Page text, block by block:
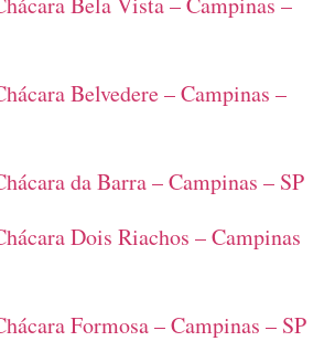
Belvedere – Campinas –
da Barra – Campinas – SP
Dois Riachos – Campinas
Formosa – Campinas – SP